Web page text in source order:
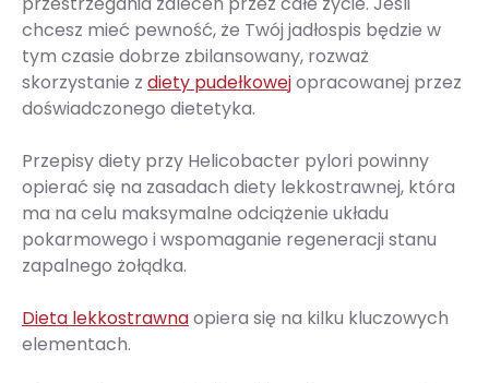
chcesz mieć pewność, że Twój jadłospis będzie w
tym czasie dobrze zbilansowany, rozważ
skorzystanie z diety pudełkowejopracowanej przez
doświadczonego dietetyka.
Przepisy diety przy Helicobacter pylori powinny
opierać się na zasadach diety lekkostrawnej, która
ma na celu maksymalne odciążenie układu
pokarmowego i wspomaganie regeneracji stanu
zapalnego żołądka.
Dieta lekkostrawnaopiera się na kilku kluczowych
elementach.